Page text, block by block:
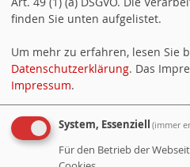
Twitter
finden Sie unten aufgelistet.
Um mehr zu erfahren, lesen Sie
Datenschutzerklärung. Das
Impressum.
System, Essenziell (immer
Für den Betrieb der